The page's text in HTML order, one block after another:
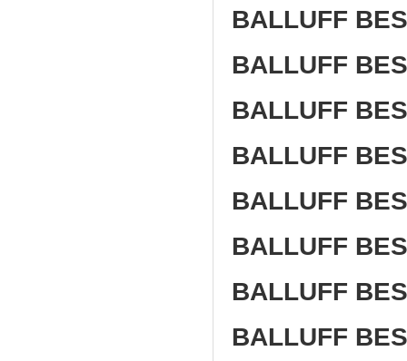
BALLUFF
BALLUFF
BALLUFF
BALLUFF
BALLUFF
BALLUFF
BALLUFF
BALLUFF